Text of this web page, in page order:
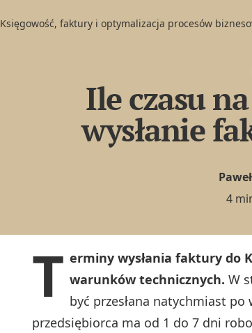
Księgowość, faktury i optymalizacja procesów
Ile czasu
wysłanie
4
T erminy wysłania faktury do
warunków technicznych. W
być przesłana natychmiast
przedsiębiorca ma od 1 do 7 dni